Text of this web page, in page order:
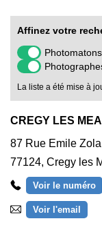
Affinez votre
Photomatons
La liste a été mise à
CREGY LES
87 Rue Emile Zola
77124, Cregy les
Voir le numéro
Voir l'email